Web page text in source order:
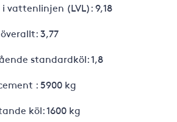
vattenlinjen (LVL): 9,18
3,77
standardköl: 1,8
: 5900 kg
köl: 1600 kg